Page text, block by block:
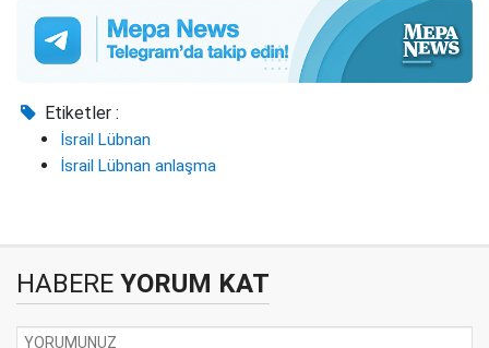
Etiketler :
İsrail Lübnan
İsrail Lübnan anlaşma
HABERE YORUM KAT